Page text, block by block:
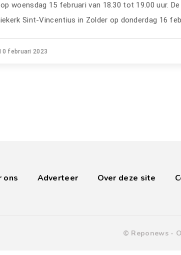
woensdag 15 februari van 18.30 tot 19.00 uur.
Sint-Vincentius in Zolder op donderdag 16
februari 2023
ons Adverteer Over deze site
© Reponews -